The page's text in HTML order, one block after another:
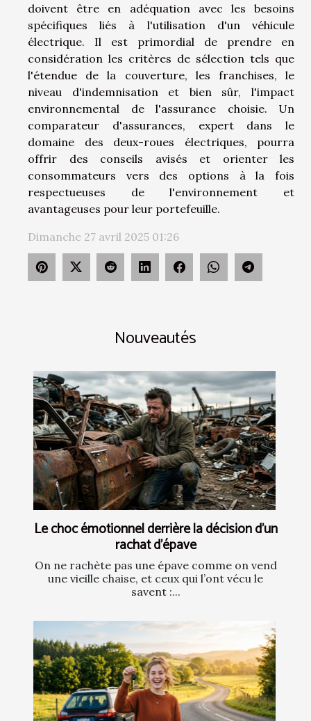
Nouveautés
Le choc émotionnel derrière la décision d’un
rachat d’épave
On ne rachète pas une épave comme on vend
une vieille chaise, et ceux qui l’ont vécu le
savent :...
doivent être en adéquation avec les besoins
spécifiques liés à l'utilisation d'un véhicule
électrique. Il est primordial de prendre en
considération les critères de sélection tels que
l'étendue de la couverture, les franchises, le
niveau d'indemnisation et bien sûr, l'impact
environnemental de l'assurance choisie. Un
comparateur d'assurances, expert dans le
domaine des deux-roues électriques, pourra
offrir des conseils avisés et orienter les
consommateurs vers des options à la fois
respectueuses de l'environnement et
avantageuses pour leur portefeuille.
Dimanche 27 avril 2025 01:26